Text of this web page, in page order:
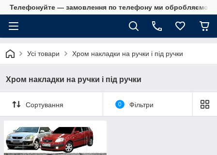
Телефонуйте — замовлення по телефону ми обробляємо в
Усі товари Хром накладки на ручки і під ручки
Хром накладки на ручки і під ручки
Сортування 0 Фільтри